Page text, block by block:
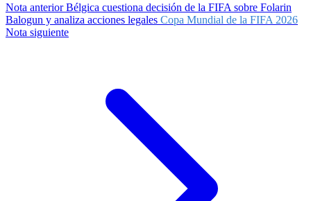
Nota anteriorBélgica cuestiona decisión de la FIFA sobre Folarin
Balogun y analiza acciones legales Copa Mundial de la FIFA 2026
Nota siguiente